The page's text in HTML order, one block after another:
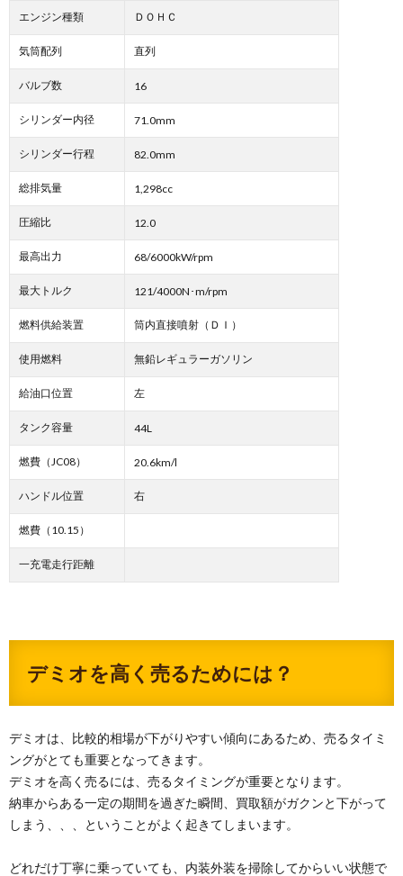
エンジン種類 ＤＯＨＣ
気筒配列 直列
バルブ数 16
シリンダー内径 71.0mm
シリンダー行程 82.0mm
総排気量 1,298cc
圧縮比 12.0
最高出力 68/6000kW/rpm
最大トルク 121/4000N･m/rpm
燃料供給装置 筒内直接噴射（ＤＩ）
使用燃料 無鉛レギュラーガソリン
給油口位置 左
タンク容量 44L
燃費（JC08） 20.6km/l
ハンドル位置 右
燃費（10.15）
一充電走行距離
デミオを高く売るためには？
デミオは、比較的相場が下がりやすい傾向にあるため、売るタイミ
ングがとても重要となってきます。
デミオを高く売るには、売るタイミングが重要となります。
納車からある一定の期間を過ぎた瞬間、買取額がガクンと下がって
しまう、、、ということがよく起きてしまいます。
どれだけ丁寧に乗っていても、内装外装を掃除してからいい状態で